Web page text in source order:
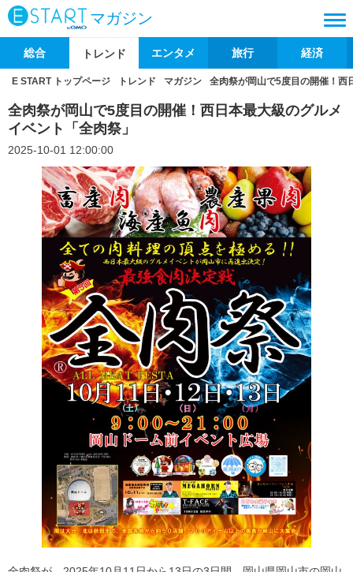
マガジン
総合 トレンド エンタメ 旅行 経済
E START トップページ トレンド マガジン 全肉祭が岡山で5度目の開催！
全肉祭が岡山で5度目の開催！西日本最大級のグルメ
イベント「全肉祭」
2025-10-01 12:00:00